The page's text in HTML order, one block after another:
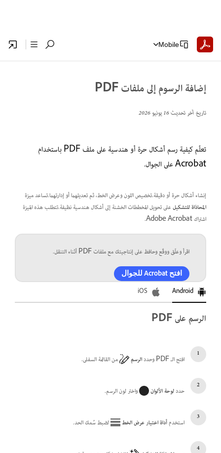
Mobile
إضافة الرسوم إلى ملفات PDF
تاريخ آخر تحديث16 يونيو 2026
تعلّم كيفية رسم أشكال حرة أو هندسية على ملف PDF باستخدام
Acrobat على الجوال.
إنشاء أشكال حرة أو دقيقة.تخصيص اللون وعرض الخط، ثم تعديلهما أو إدارتهما.تساعد ميزة
المحاذاة للتشكيلعلى تحويل المخططات الخشنة إلى أشكال هندسية نظيفة.تتطلب هذه الميزة
اشتراك Adobe Acrobat.
اقرأ وعلّق ووقّع وحافظ على إنتاجيتك مع ملفات PDF أثناء التنقل.
افتح Acrobat للجوال
Android
iOS
الرسم على PDF
افتح الـ PDF وحدد الرسم من القائمة السفلى.
حددلوحة الألوان واختر لون الرسم.
استخدمأداة اختيار عرض الخط لضبط سُمك الحد.